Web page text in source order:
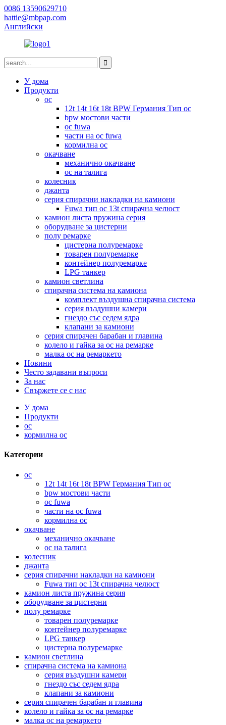
0086 13590629710
hattie@mbpap.com
Английски
У дома
Продукти
ос
12t 14t 16t 18t BPW Германия Тип ос
bpw мостови части
ос fuwa
части на ос fuwa
кормилна ос
окачване
механично окачване
ос на талига
колесник
джанта
серия спирачни накладки на камиони
Fuwa тип ос 13t спирачна челюст
камион листа пружина серия
оборудване за цистерни
полу ремарке
цистерна полуремарке
товарен полуремарке
контейнер полуремарке
LPG танкер
камион светлина
спирачна система на камиона
комплект въздушна спирачна система
серия въздушни камери
гнездо със седем ядра
клапани за камиони
серия спирачен барабан и главина
колело и гайка за ос на ремарке
малка ос на ремаркето
Новини
Често задавани въпроси
За нас
Свържете се с нас
У дома
Продукти
ос
кормилна ос
Категории
ос
12t 14t 16t 18t BPW Германия Тип ос
bpw мостови части
ос fuwa
части на ос fuwa
кормилна ос
окачване
механично окачване
ос на талига
колесник
джанта
серия спирачни накладки на камиони
Fuwa тип ос 13t спирачна челюст
камион листа пружина серия
оборудване за цистерни
полу ремарке
товарен полуремарке
контейнер полуремарке
LPG танкер
цистерна полуремарке
камион светлина
спирачна система на камиона
серия въздушни камери
гнездо със седем ядра
клапани за камиони
серия спирачен барабан и главина
колело и гайка за ос на ремарке
малка ос на ремаркето